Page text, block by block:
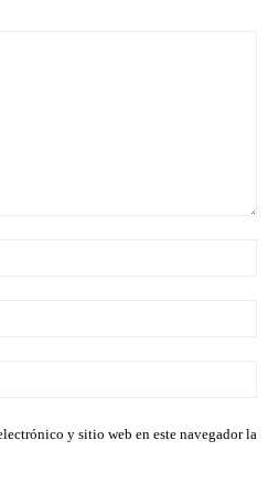
y sitio web en este navegador la